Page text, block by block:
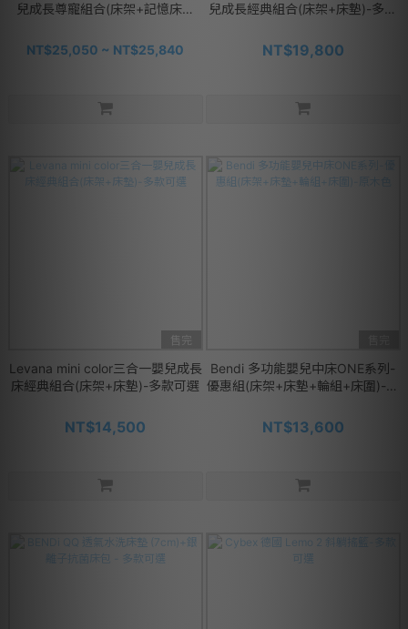
兒成長尊寵組合(床架+記憶床墊
NT$25,050 ~ NT$25,840
兒成長經典組合(床架+床墊)-多款
NT$19,800
售完
Levana mini color三合一嬰兒成長
床經典組合(床架+床墊)-多款可選
NT$14,500
Bendi 多功能嬰兒中床ONE系列-
優惠組(床架+床墊+輪組+床圍)-原
NT$13,600